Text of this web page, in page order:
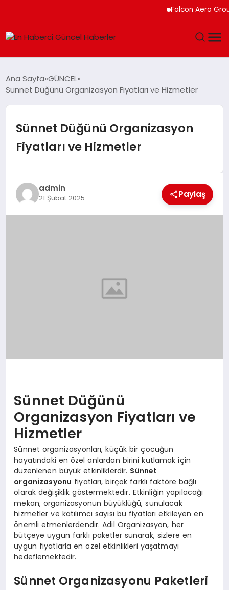
Falcon Aero
SAĞLIK
TEKNOLOJI
DÜNYA
Ana Sayfa GÜNCEL
Sünnet Düğünü Organizasyon Fiyatları ve Hizmetler
Sünnet Düğünü Organizasyon
Fiyatları ve Hizmetler
admin
21 Şubat 2025 Paylaş
Sünnet Düğünü
Organizasyon Fiyatları ve
Hizmetler
Sünnet organizasyonları, küçük bir çocuğun
hayatındaki en özel anlardan birini kutlamak için
düzenlenen büyük etkinliklerdir. Sünnet
organizasyonu fiyatları, birçok farklı faktöre bağlı
olarak değişiklik göstermektedir. Etkinliğin yapılacağı
mekan, organizasyonun büyüklüğü, sunulacak
hizmetler ve katılımcı sayısı bu fiyatları etkileyen en
önemli etmenlerdendir. Adil Organizasyon, her
bütçeye uygun farklı paketler sunarak, sizlere en
uygun fiyatlarla en özel etkinlikleri yaşatmayı
hedeflemektedir.
Sünnet Organizasyonu Paketleri